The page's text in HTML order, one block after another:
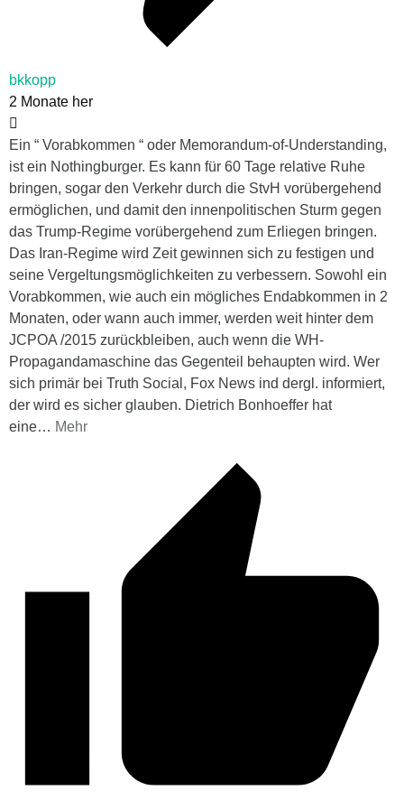
bkkopp
2 Monate her
Ein “ Vorabkommen “ oder Memorandum-of-Understanding,
ist ein Nothingburger. Es kann für 60 Tage relative Ruhe
bringen, sogar den Verkehr durch die StvH vorübergehend
ermöglichen, und damit den innenpolitischen Sturm gegen
das Trump-Regime vorübergehend zum Erliegen bringen.
Das Iran-Regime wird Zeit gewinnen sich zu festigen und
seine Vergeltungsmöglichkeiten zu verbessern. Sowohl ein
Vorabkommen, wie auch ein mögliches Endabkommen in 2
Monaten, oder wann auch immer, werden weit hinter dem
JCPOA /2015 zurückbleiben, auch wenn die WH-
Propagandamaschine das Gegenteil behaupten wird. Wer
sich primär bei Truth Social, Fox News ind dergl. informiert,
der wird es sicher glauben. Dietrich Bonhoeffer hat
eine… Mehr